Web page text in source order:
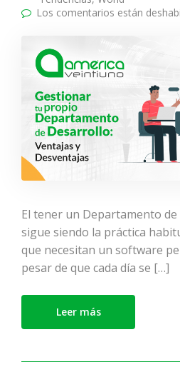
Los comentarios están
El tener un Departamento
sigue siendo la práctica
que necesitan un software
pesar de que cada día se […]
Leer más